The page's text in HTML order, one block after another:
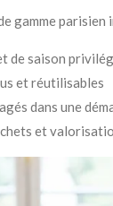
gamme
de saison
et réutilisables
dans une
et